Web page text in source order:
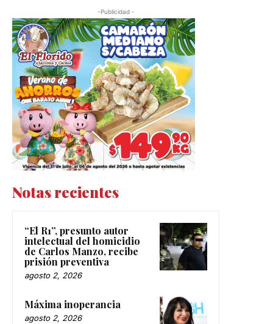
-Publicidad -
Notas recientes
“El R1”, presunto autor
intelectual del homicidio
de Carlos Manzo, recibe
prisión preventiva
agosto 2, 2026
Máxima inoperancia
agosto 2, 2026